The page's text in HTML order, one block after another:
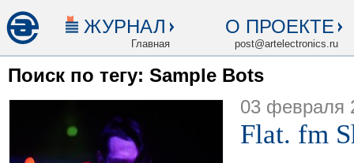
ЖУРНАЛ
Главная
О ПРОЕКТЕ
post@artelectronics.ru
Поиск по тегу: Sample Bots
03 февраля
Flat. fm